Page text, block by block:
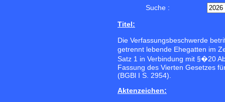
Suche :
Titel:
Die Verfassungsbeschwerde
getrennt lebende Ehegatten im
Satz 1 in Verbindung mit §�20
Fassung des Vierten Gesetzes
(BGBl I S. 2954).
Aktenzeichen: